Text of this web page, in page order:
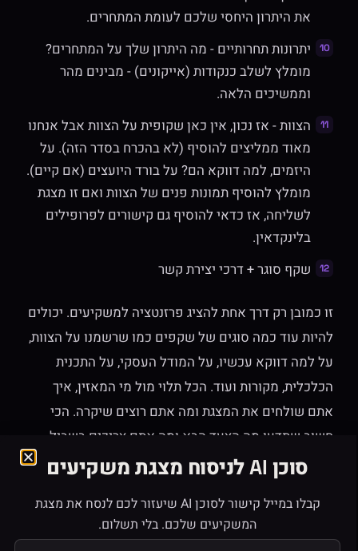
את היתרון היחסי שלכם לעומת המתחרים.
יתרונות תחרותיים - מה היתרון שלך על המתחרים?
מומלץ לשלב כנקודות (אייקונים) - מבינים מהר
וממשיכים הלאה.
הצוות - אז נכון, אין כאן שקופית על הצוות אבל אנחנו
מאוד ממליצים להוסיף (לא בהכרח בסדר הזה). על
היזמים, למה דווקא הם? על בורד היועצים (אם קיים).
מומלץ להוסיף תמונות פנים של הצוות ואם זו מצגת
לשליחה, אז כדאי להוסיף גם קישורים לפרופילים
בלינקדאין.
שקף סוגר + דרכי יצירת קשר
זו כמובן רק דרך אחת להציג פרזנטציה למשקיעים. יכולים
להיות עוד כמה סוגים של שקפים כמו שרשמנו על הצוות,
על למה דווקא עכשיו, על המודל העסקי, על התכנית
הכלכלית, מקורות ועוד. הכל תלוי מול מי המאזין, איך
אתם שולחים את המצגת ומה אתם רוצים שיקרה. הכי
חשוב שתדעו מה הצעד הבא ומה אתם צריכים בשביל
להתקדם. שותפים? אנשי מקצוע? השקעה כספית? מה
תעשו עם הכסף? משקיעים אוהבים לראות החלטיות,
ראייה לעתיד וצוות מוכשר עם סינרגיה ותשוקה.
סוכן AI לניסוח מצגת משקיעים
קבלו במייל קישור לסוכן AI שיעזור לכם לנסח את מצגת
המשקיעים שלכם. בלי תשלום.